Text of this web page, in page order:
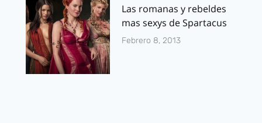
Las romanas y rebeldes
mas sexys de Spartacus
Febrero 8, 2013